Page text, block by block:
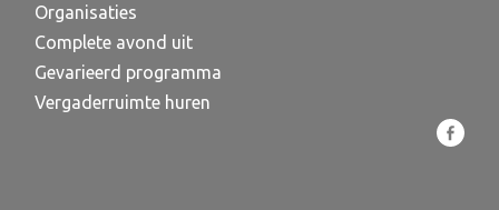
Organisaties
Complete avond uit
Gevarieerd programma
Vergaderruimte huren